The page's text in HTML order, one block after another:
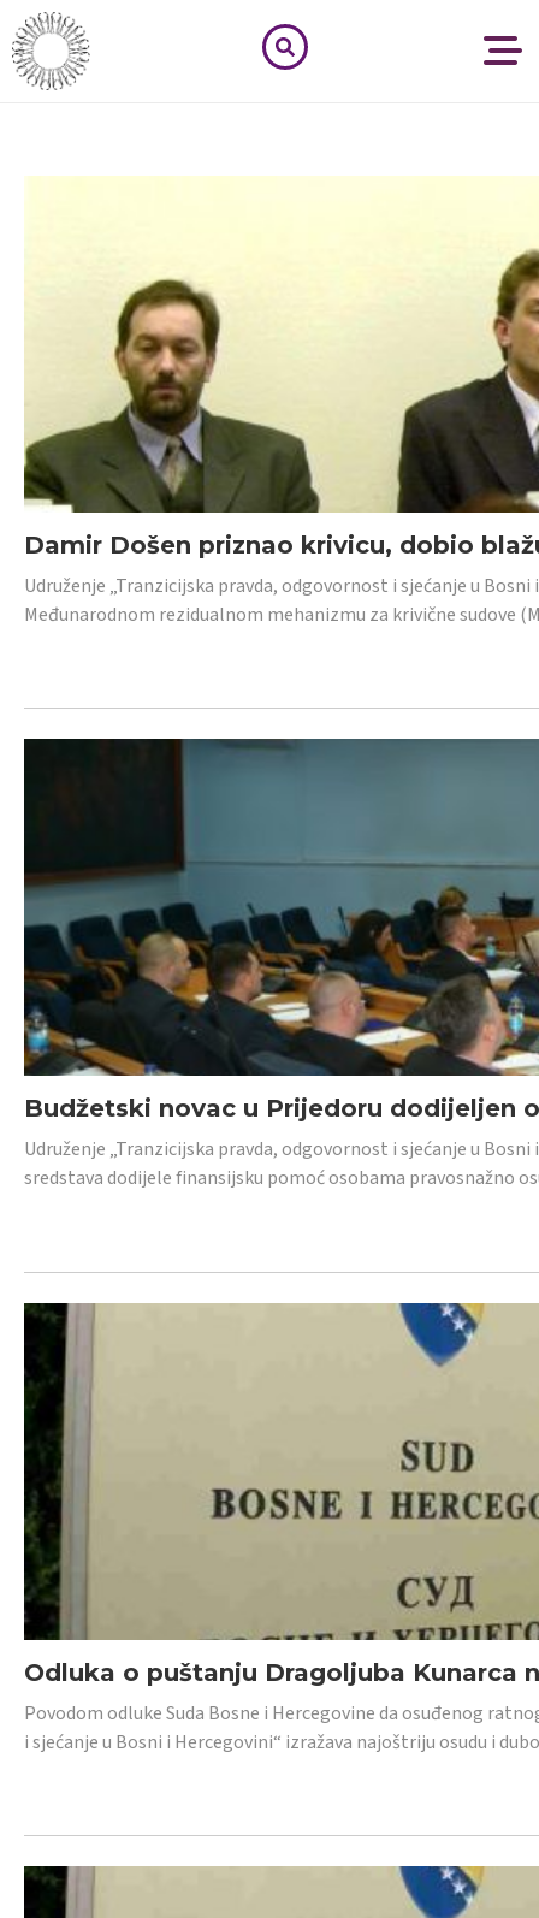
Damir Došen priznao krivicu, dobio
Udruženje „Tranzicijska pravda, odgovornost i sjećanje u
Međunarodnom rezidualnom mehanizmu za krivične sudove
Budžetski novac u Prijedoru dodijeljen
Udruženje „Tranzicijska pravda, odgovornost i sjećanje u
sredstava dodijele finansijsku pomoć osobama pravosnažno
Odluka o puštanju Dragoljuba Kunarca
Povodom odluke Suda Bosne i Hercegovine da osuđenog
i sjećanje u Bosni i Hercegovini“ izražava najoštriju osudu i